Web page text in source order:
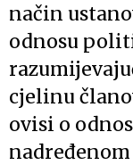
način
odnosu
cjelinu
ovisi o